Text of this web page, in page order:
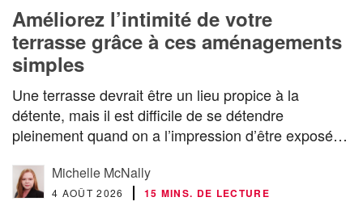
Améliorez l’intimité de votre
terrasse grâce à ces aménagements
simples
Une terrasse devrait être un lieu propice à la
détente, mais il est difficile de se détendre
pleinement quand on a l’impression d’être exposé…
Michelle McNally
4 AOÛT 2026 15 MINS. DE LECTURE